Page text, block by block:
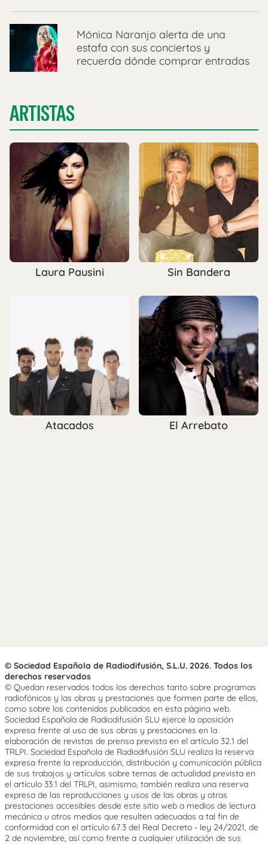
Mónica Naranjo alerta de una
estafa con sus conciertos y
recuerda dónde comprar entradas
ARTISTAS
Laura Pausini Sin Bandera
Atacados El Arrebato
© Sociedad Española de Radiodifusión, S.L.U. 2026. Todos los
derechos reservados
© Quedan reservados todos los derechos tanto sobre programas
radiofónicos y las obras y prestaciones que formen parte de ellos,
como sobre los contenidos publicados en esta página web.
Sociedad Española de Radiodifusión SLU ejerce la oposición
expresa frente al uso de sus obras y prestaciones en la
elaboración de revistas de prensa prevista en el artículo 32.1 del
TRLPI. Sociedad Española de Radiodifusión SLU realiza la reserva
expresa frente la reproducción, distribución y comunicación pública
de sus trabajos y artículos sobre temas de actualidad prevista en
el artículo 33.1 del TRLPI, asimismo, también realiza una reserva
expresa de las reproducciones y usos de las obras y otras
prestaciones accesibles desde este sitio web a medios de lectura
mecánica u otros medios que resulten adecuados a tal fin de
conformidad con el artículo 67.3 del Real Decreto - ley 24/2021, de
2 de noviembre, así como frente a cualquier utilización de sus